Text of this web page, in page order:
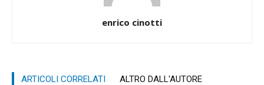
enrico cinotti
ARTICOLI CORRELATI ALTRO DALL'AUTORE